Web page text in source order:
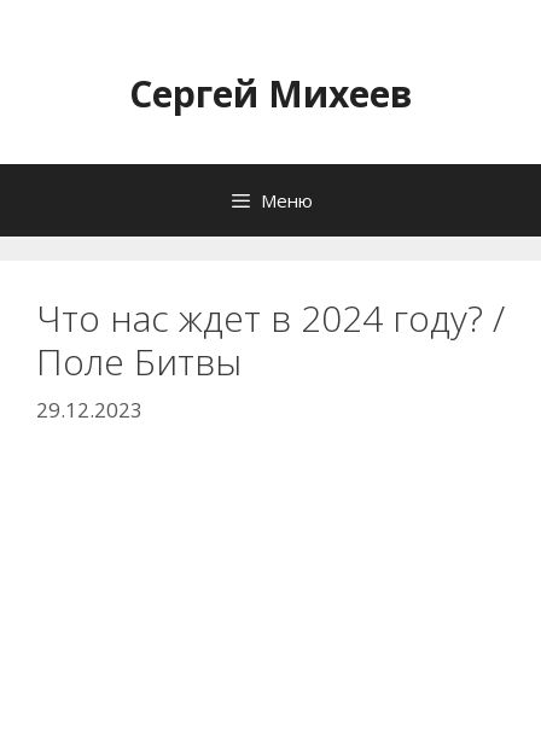
содержимомуСергей Михеев
Меню
Что нас ждет в 2024 году? /
Поле Битвы
29.12.2023